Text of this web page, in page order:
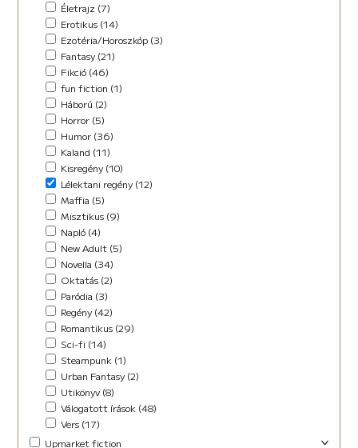
Életrajz (7)
Erotikus (14)
Ezotéria/Horoszkóp (3)
Fantasy (21)
Fikció (46)
fun fiction (1)
Háború (2)
Horror (5)
Humor (36)
Kaland (11)
Kisregény (10)
Lélektani regény (12)
Maffia (5)
Misztikus (9)
Napló (4)
New Adult (5)
Novella (34)
Oktatás (2)
Paródia (3)
Regény (42)
Romantikus (29)
Sci-fi (14)
Steampunk (1)
Urban Fantasy (2)
Utikönyv (8)
Válogatott írások (48)
Vers (17)
Upmarket fiction